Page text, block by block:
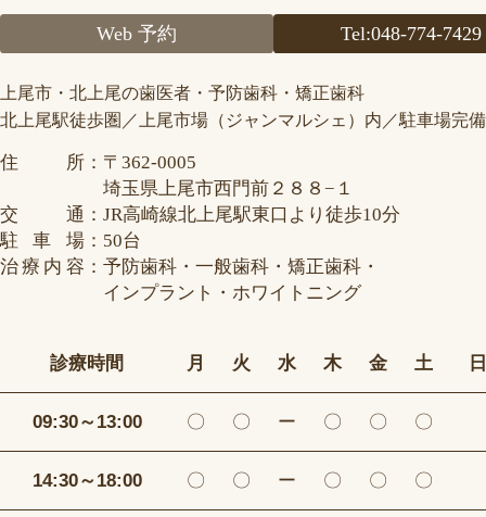
Web 予約 Tel:048-774-7429
上尾市・北上尾の歯医者・予防歯科・矯正歯科
北上尾駅徒歩圏／上尾市場（ジャンマルシェ）内／駐車場完備
住所： 〒362-0005
埼玉県上尾市西門前２８８−１
交通 ： JR高崎線北上尾駅東口より徒歩10分
駐車場： 50台
治療内容 ： 予防歯科・一般歯科・矯正歯科・
インプラント・ホワイトニング
診療時間 月 火 水 木 金 土
09:30～13:00 〇 〇 ー 〇 〇 〇
14:30～18:00 〇 〇 ー 〇 〇 〇